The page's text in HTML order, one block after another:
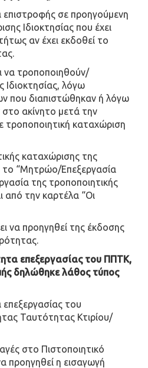
σε προηγούμενη
Ιδιοκτησίας που έχει
αν έχει εκδοθεί το
να τροποποιηθούν/
Ιδιοκτησίας, λόγω
που διαπιστώθηκαν ή λόγω
ακίνητο μετά την
τροποποιητική καταχώριση
καταχώρισης της
το “Μητρώο/Επεξεργασία
της τροποποιητικής
από την καρτέλα “Οι
να προηγηθεί της έκδοσης
επεξεργασίας του ΠΠΤΚ,
δηλώθηκε λάθος τύπος
του
Ταυτότητας Κτιρίου/
στο Πιστοποιητικό
προηγηθεί η εισαγωγή